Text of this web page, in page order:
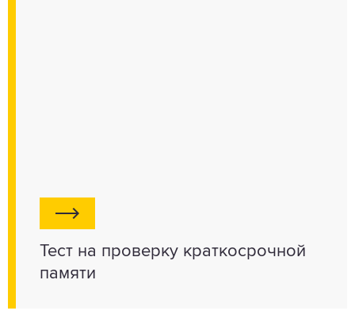
Тест на проверку краткосрочной
памяти